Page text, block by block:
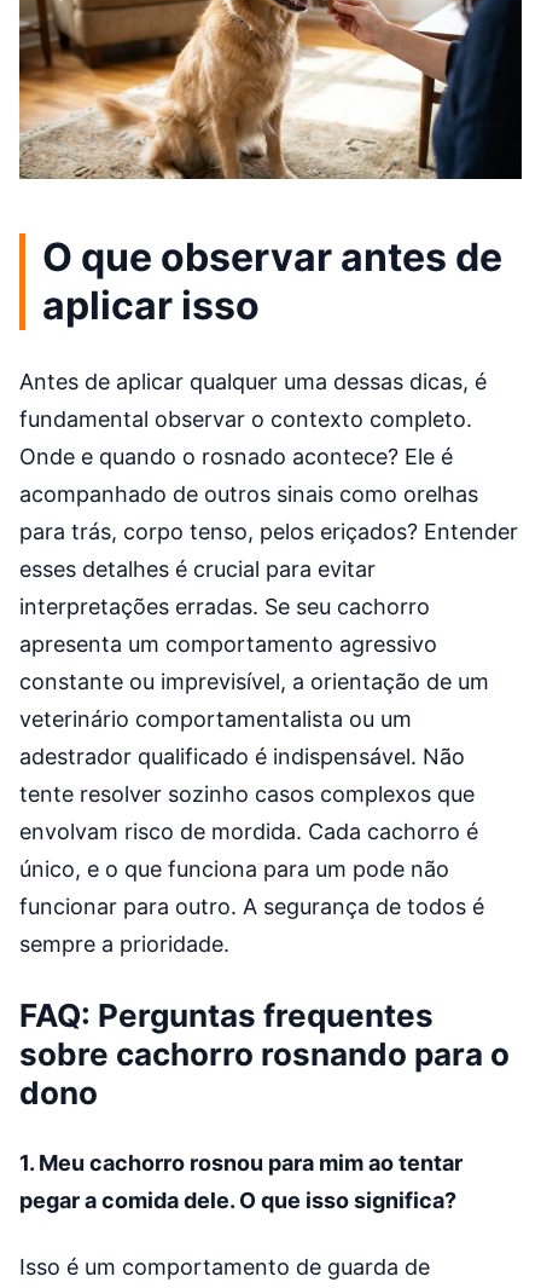
O que observar antes de
aplicar isso
Antes de aplicar qualquer uma dessas dicas, é
fundamental observar o contexto completo.
Onde e quando o rosnado acontece? Ele é
acompanhado de outros sinais como orelhas
para trás, corpo tenso, pelos eriçados? Entender
esses detalhes é crucial para evitar
interpretações erradas. Se seu cachorro
apresenta um comportamento agressivo
constante ou imprevisível, a orientação de um
veterinário comportamentalista ou um
adestrador qualificado é indispensável. Não
tente resolver sozinho casos complexos que
envolvam risco de mordida. Cada cachorro é
único, e o que funciona para um pode não
funcionar para outro. A segurança de todos é
sempre a prioridade.
FAQ: Perguntas frequentes
sobre cachorro rosnando para o
dono
1. Meu cachorro rosnou para mim ao tentar
pegar a comida dele. O que isso significa?
Isso é um comportamento de guarda de